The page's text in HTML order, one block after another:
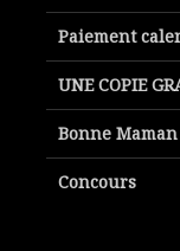
Paiement
UNE COPIE
Bonne
Concours